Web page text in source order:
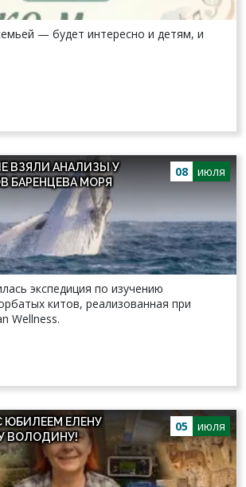
— будет интересно и детям, и
08 июля
ВЗЯЛИ АНАЛИЗЫ У
БАРЕНЦЕВА МОРЯ
экспедиция по изучению
китов, реализованная при
Wellness.
05 июля
ЮБИЛЕЕМ ЕЛЕНУ
ВОЛОДИНУ!